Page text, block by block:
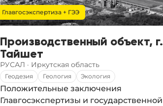
Главгосэкспертиза + ГЭЭ
Производственный объект, г.
Тайшет
РУСАЛ · Иркутская область
Геодезия Геология Экология
Положительные заключения
Главгосэкспертизы и государственной